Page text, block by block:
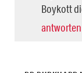
Boykott
antworten